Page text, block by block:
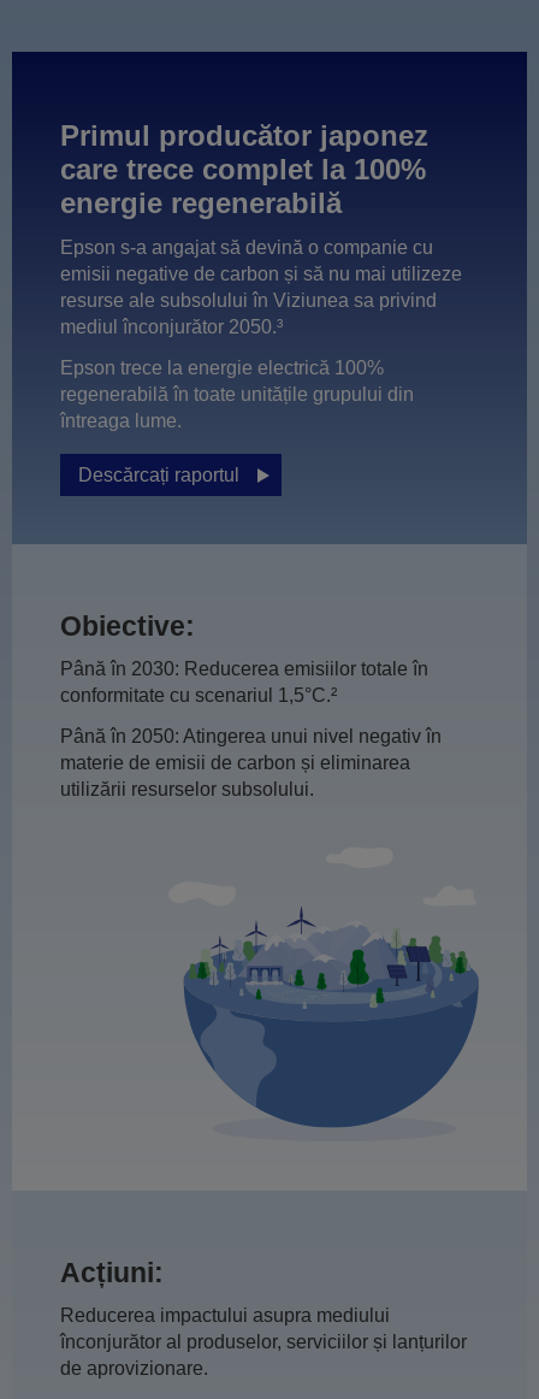
Primul producător japonez
care trece complet la 100%
energie regenerabilă
Epson s-a angajat să devină o companie cu
emisii negative de carbon și să nu mai utilizeze
resurse ale subsolului în Viziunea sa privind
mediul înconjurător 2050.³
Epson trece la energie electrică 100%
regenerabilă în toate unitățile grupului din
întreaga lume.
Descărcați raportul
Obiective:
Până în 2030: Reducerea emisiilor totale în
conformitate cu scenariul 1,5°C.²
Până în 2050: Atingerea unui nivel negativ în
materie de emisii de carbon și eliminarea
utilizării resurselor subsolului.
Acțiuni:
Reducerea impactului asupra mediului
înconjurător al produselor, serviciilor și lanțurilor
de aprovizionare.